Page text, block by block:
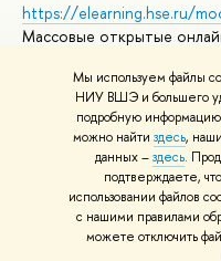
Мы используем файлы
НИУ ВШЭ и большего
подробную информацию
можно найти здесь,
данных –здесь.
подтверждаете,
использовании файлов
с нашими правилами
можете отключить
https://elearning.hse.ru/
Массовые открытые
© НИУ ВШЭ 1993–2026
Условия использования
Политика конфиденциальности
Правила применения
Карта сайта